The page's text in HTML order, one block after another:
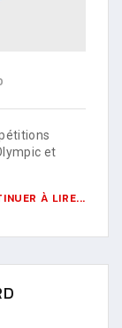
et
À LIRE...